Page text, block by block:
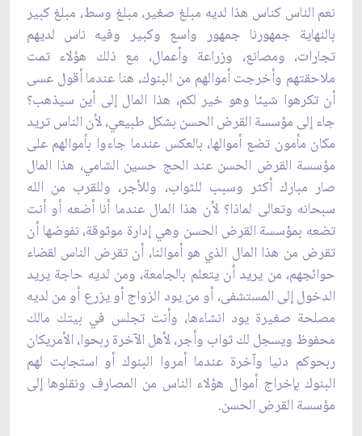
نعم الناس كناس هذا لديه مبلغ صغير، مبلغ وسط، مبلغ كبير
بالنهاية جمهورنا جمهور واسع ‏وكبير وفيه ناس لديهم
تجارات، ومصانع، وزراعة وأعمال، مع ذلك هؤلاء تمت
ملاحقتهم وأخرجت ‏أموالهم من البنوك، هنا عندما أقول عسى
أن تكرهوا شيئا وهو خير لكم، هذا المال إلى أين سيذهب؟
‏جاء إلى مؤسسة القرض الحسن بشكل طبيعي، لأن الناس تريد
مكان مأمون تضع أموالها، بالعكس ‏عندما جاءوا بأموالهم على
مؤسسة القرض الحسن عند الحج حسين الشامي، هذا المال
صار مبارك ‏أكثر وسبب للثواب، وللأجر، وللقرب من الله
سبحانه وتعالى لماذا؟ لأن هذا المال عندما أنا أضعه ‏أو أنت
تضعه بمؤسسة القرض الحسن وهي إدارة موثوقة، نفوضها أن
تقرض من هذا المال الذي هو أموالنا، ‏أن تقرض الناس لقضاء
حوائجهم، من يريد أن يتعلم بالجامعة، ومن لديه حاجة يريد
الدخول إلى ‏المستشفى، أو من يود الزواج أو يزرع أو من لديه
مصلحة صغيرة يود انشاءها، وأنت تجلس في ‏بيتك مالك
محفوظ ويسجل لك ثواب وأجر، لأهل الآخرة ربحوا، الأمريكان
ربحوكم دنيا وآخرة عندما أمروا البنوك أو استجابت لهم
البنوك ‏بإخراج أموال هؤلاء الناس من المصارف ونقلوها إلى
مؤسسة القرض الحسن.‏